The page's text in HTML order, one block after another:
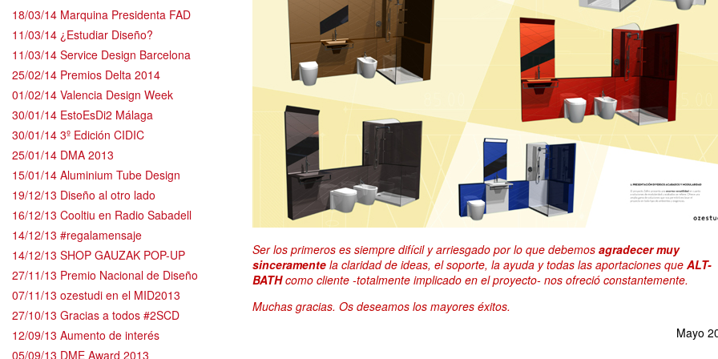
18/03/14 Marquina Presidenta FAD
11/03/14 ¿Estudiar Diseño?
11/03/14 Service Design Barcelona
25/02/14 Premios Delta 2014
01/02/14 Valencia Design Week
30/01/14 EstoEsDi2 Málaga
30/01/14 3º Edición CIDIC
25/01/14 DMA 2013
15/01/14 Aluminium Tube Design
19/12/13 Diseño al otro lado
16/12/13 Cooltiu en Radio Sabadell
14/12/13 #regalamensaje
14/12/13 SHOP GAUZAK POP-UP
27/11/13 Premio Nacional de Diseño
07/11/13 ozestudi en el MID2013
27/10/13 Gracias a todos #2SCD
12/09/13 Aumento de interés
05/09/13 DME Award 2013
Ser los primeros es siempre difícil y arriesgado por lo que debemos agradecer muy
sinceramente la claridad de ideas, el soporte, la ayuda y todas las aportaciones que ALT-
BATHcomo cliente -totalmente implicado en el proyecto- nos ofreció constantemente.
Muchas gracias. Os deseamos los mayores éxitos.
Mayo